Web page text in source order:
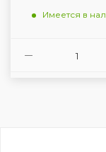
Имеется в